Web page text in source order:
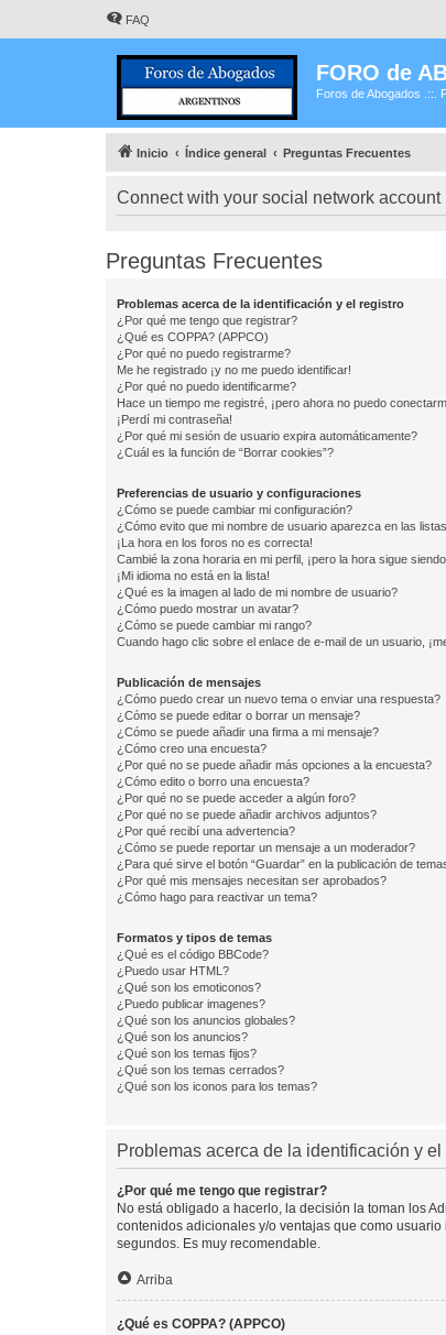
FAQ
FORO de
Foros de Abogados .::.
Inicio Índice general Preguntas Frecuentes
Connect with your social network account
Preguntas Frecuentes
Problemas acerca de la identificación y el registro
¿Por qué me tengo que registrar?
¿Qué es COPPA? (APPCO)
¿Por qué no puedo registrarme?
Me he registrado ¡y no me puedo identificar!
¿Por qué no puedo identificarme?
Hace un tiempo me registré, ¡pero ahora no puedo
¡Perdí mi contraseña!
¿Por qué mi sesión de usuario expira automáticamente?
¿Cuál es la función de “Borrar cookies”?
Preferencias de usuario y configuraciones
¿Cómo se puede cambiar mi configuración?
¿Cómo evito que mi nombre de usuario aparezca en las
¡La hora en los foros no es correcta!
Cambié la zona horaria en mi perfil, ¡pero la hora sigue
¡Mi idioma no está en la lista!
¿Qué es la imagen al lado de mi nombre de usuario?
¿Cómo puedo mostrar un avatar?
¿Cómo se puede cambiar mi rango?
Cuando hago clic sobre el enlace de e-mail de un usuario,
Publicación de mensajes
¿Cómo puedo crear un nuevo tema o enviar una respuesta?
¿Cómo se puede editar o borrar un mensaje?
¿Cómo se puede añadir una firma a mi mensaje?
¿Cómo creo una encuesta?
¿Por qué no se puede añadir más opciones a la encuesta?
¿Cómo edito o borro una encuesta?
¿Por qué no se puede acceder a algún foro?
¿Por qué no se puede añadir archivos adjuntos?
¿Por qué recibí una advertencia?
¿Cómo se puede reportar un mensaje a un moderador?
¿Para qué sirve el botón “Guardar” en la publicación de
¿Por qué mis mensajes necesitan ser aprobados?
¿Cómo hago para reactivar un tema?
Formatos y tipos de temas
¿Qué es el código BBCode?
¿Puedo usar HTML?
¿Qué son los emoticonos?
¿Puedo publicar imagenes?
¿Qué son los anuncios globales?
¿Qué son los anuncios?
¿Qué son los temas fijos?
¿Qué son los temas cerrados?
¿Qué son los iconos para los temas?
Problemas acerca de la identificación y el
¿Por qué me tengo que registrar?
No está obligado a hacerlo, la decisión la toman los
contenidos adicionales y/o ventajas que como
segundos. Es muy recomendable.
Arriba
¿Qué es COPPA? (APPCO)